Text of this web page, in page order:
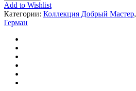
Add to Wishlist
Категории: Коллекция Добрый Мастер,
Герман